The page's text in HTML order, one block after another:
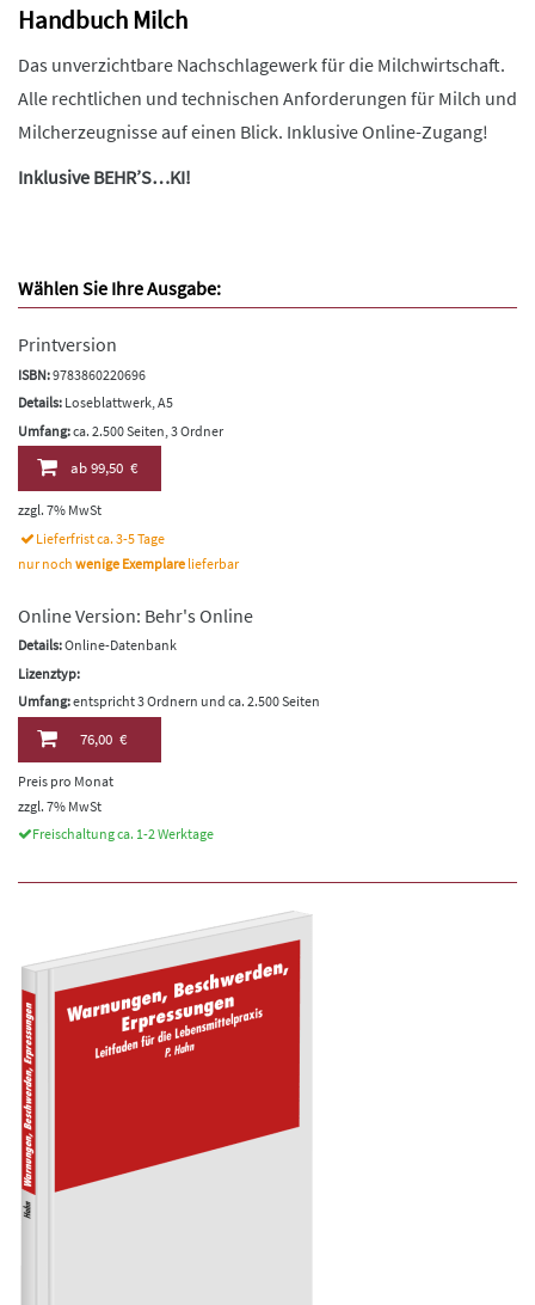
Handbuch Milch
Das unverzichtbare Nachschlagewerk für die Milchwirtschaft.
Alle rechtlichen und technischen Anforderungen für Milch und
Milcherzeugnisse auf einen Blick. Inklusive Online-Zugang!
Inklusive BEHR’S…KI!
Wählen Sie Ihre Ausgabe:
Printversion
ISBN:9783860220696
Details: Loseblattwerk, A5
Umfang:ca. 2.500 Seiten, 3 Ordner
ab99,50 €
zzgl. 7% MwSt
Lieferfrist ca. 3-5 Tage
nur noch wenige Exemplare lieferbar
Online Version: Behr's Online
Details:Online-Datenbank
Lizenztyp:
Umfang:entspricht 3 Ordnern und ca. 2.500 Seiten
76,00 €
Preis pro Monat
zzgl. 7% MwSt
Freischaltung ca. 1-2 Werktage